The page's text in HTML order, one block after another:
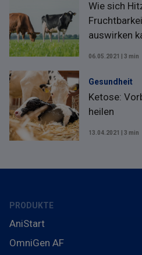
Wie sich
auswirken
06.05.2021 | 3 min
Gesundheit
Ketose:
heilen
13.04.2021 | 3 min
PRODUKTE
AniStart
OmniGen AF